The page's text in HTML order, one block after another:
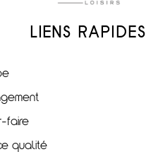
LIENS RAPIDES
faire
qualité